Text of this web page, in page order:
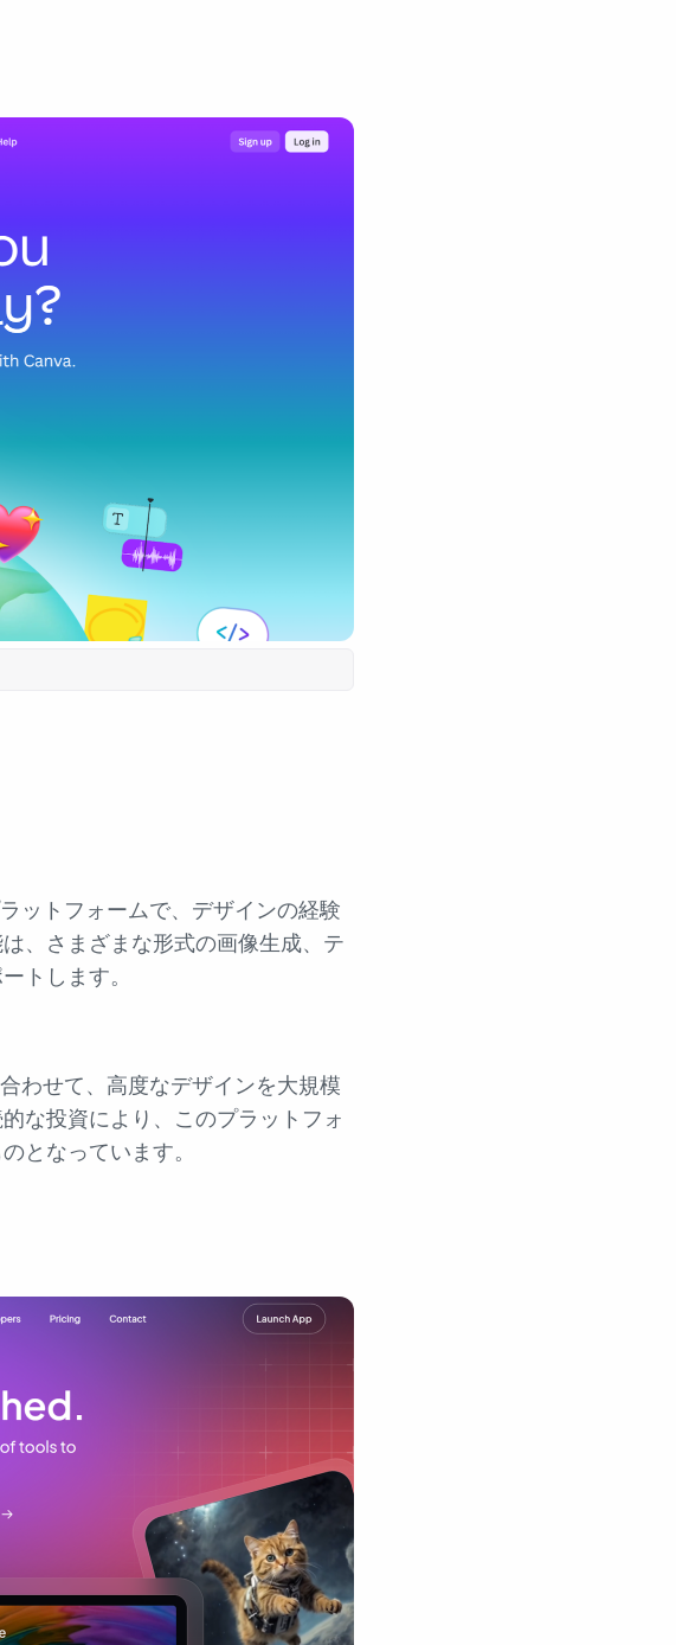
ットフォームで、デザインの経験
、さまざまな形式の画像生成、テ
トします。
わせて、高度なデザインを大規模
な投資により、このプラットフォ
となっています。